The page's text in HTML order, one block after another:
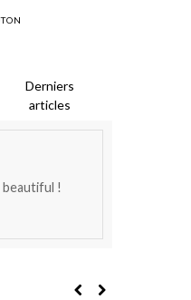
Derniers
articles
!